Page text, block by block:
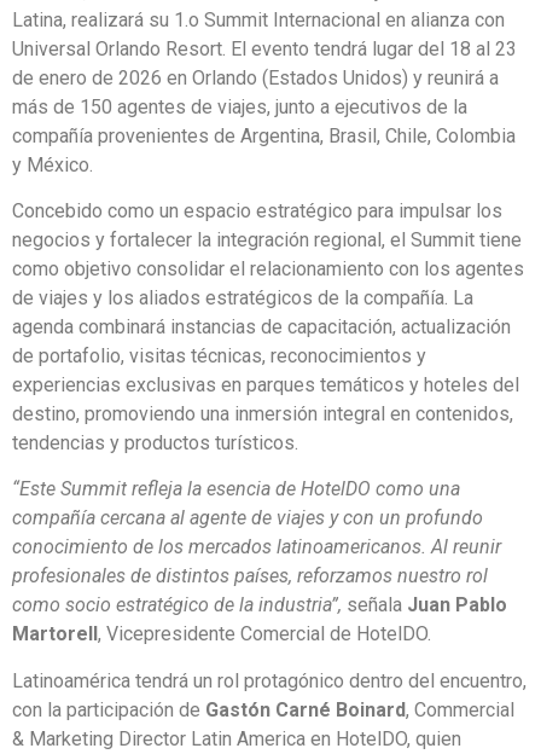
Latina, realizará su 1.o Summit Internacional en alianza con
Universal Orlando Resort. El evento tendrá lugar del 18 al 23
de enero de 2026 en Orlando (Estados Unidos) y reunirá a
más de 150 agentes de viajes, junto a ejecutivos de la
compañía provenientes de Argentina, Brasil, Chile, Colombia
y México.
Concebido como un espacio estratégico para impulsar los
negocios y fortalecer la integración regional, el Summit tiene
como objetivo consolidar el relacionamiento con los agentes
de viajes y los aliados estratégicos de la compañía. La
agenda combinará instancias de capacitación, actualización
de portafolio, visitas técnicas, reconocimientos y
experiencias exclusivas en parques temáticos y hoteles del
destino, promoviendo una inmersión integral en contenidos,
tendencias y productos turísticos.
“Este Summit refleja la esencia de HotelDO como una
compañía cercana al agente de viajes y con un profundo
conocimiento de los mercados latinoamericanos. Al reunir
profesionales de distintos países, reforzamos nuestro rol
como socio estratégico de la industria”, señala Juan Pablo
Martorell , Vicepresidente Comercial de HotelDO.
Latinoamérica tendrá un rol protagónico dentro del encuentro,
con la participación de Gastón Carné Boinard, Commercial
& Marketing Director Latin America en HotelDO, quien